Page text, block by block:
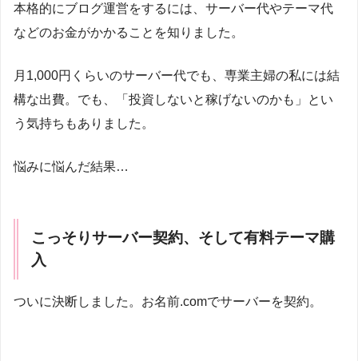
本格的にブログ運営をするには、サーバー代やテーマ代
などのお金がかかることを知りました。
月1,000円くらいのサーバー代でも、専業主婦の私には結
構な出費。でも、「投資しないと稼げないのかも」とい
う気持ちもありました。
悩みに悩んだ結果…
こっそりサーバー契約、そして有料テーマ購
入
ついに決断しました。お名前.comでサーバーを契約。